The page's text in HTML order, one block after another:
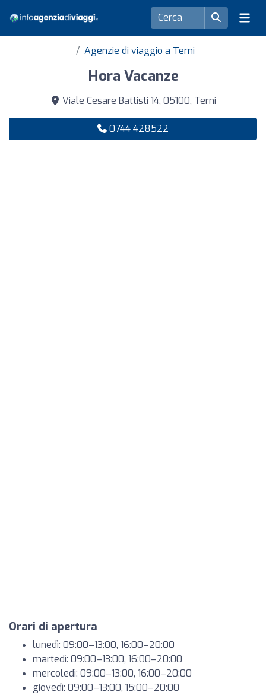
Agenzie di viaggio a Terni
Hora Vacanze
Viale Cesare Battisti 14, 05100, Terni
0744 428522
Orari di apertura
lunedì: 09:00–13:00, 16:00–20:00
martedì: 09:00–13:00, 16:00–20:00
mercoledì: 09:00–13:00, 16:00–20:00
giovedì: 09:00–13:00, 15:00–20:00